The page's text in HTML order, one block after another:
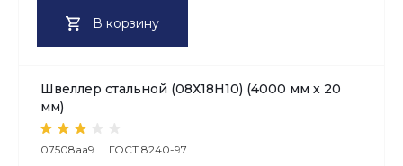
В корзину
Швеллер стальной (08Х18H10) (4000 мм х 20
мм)
07508aa9 ГОСТ 8240-97